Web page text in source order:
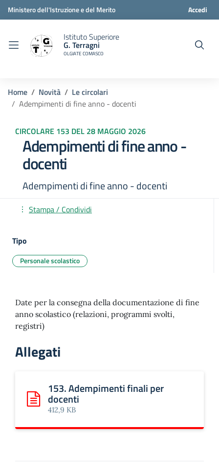
Ministero dell'Istruzione e del Merito Accedi
Istituto Superiore
G. Terragni
OLGIATE COMASCO
Home Novità
Le circolari
Adempimenti di fine anno - docenti
CIRCOLARE 153 DEL 28 MAGGIO 2026
Adempimenti di fine anno -
docenti
Adempimenti di fine anno - docenti
Stampa / Condividi
Tipo
Personale scolastico
Date per la consegna della documentazione di fine
anno scolastico (relazioni, programmi svolti,
registri)
Allegati
Scarica: 153. Adempimenti finali per docenti
153. Adempimenti finali per
docenti
412,9 KB